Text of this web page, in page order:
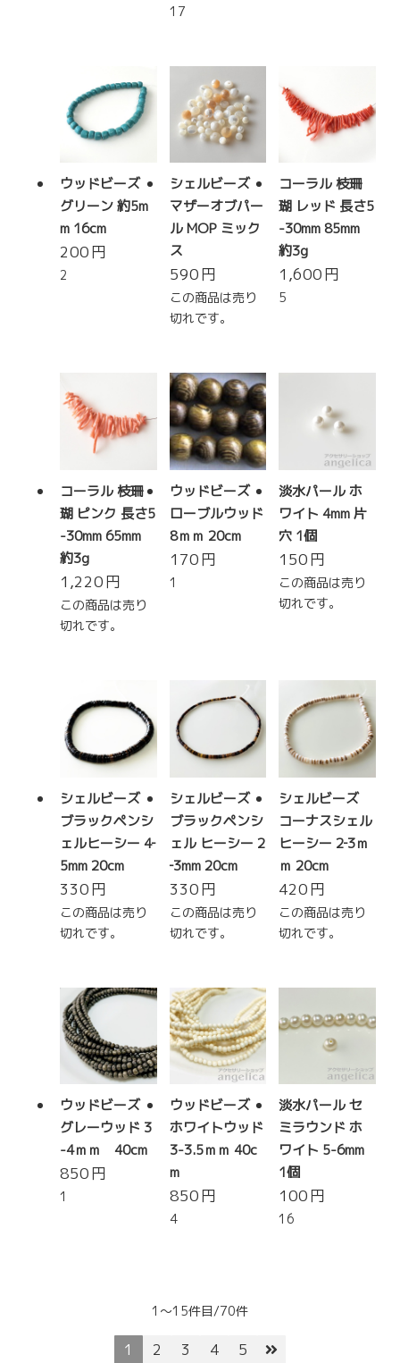
17
ウッドビーズ
グリーン 約5m
m 16cm
200円
2
シェルビーズ
マザーオブパー
ル MOP ミック
ス
590円
この商品は売り
切れです。
コーラル 枝珊
瑚 レッド 長さ5
-30mm 85mm
約3g
1,600円
5
コーラル 枝珊
瑚 ピンク 長さ5
-30mm 65mm
約3g
1,220円
この商品は売り
切れです。
ウッドビーズ
ローブルウッド
8ｍｍ 20cm
170円
1
淡水パール ホ
ワイト 4mm 片
穴 1個
150円
この商品は売り
切れです。
シェルビーズ
ブラックペンシ
ェルヒーシー 4‐
5mm 20cm
330円
この商品は売り
切れです。
シェルビーズ
ブラックペンシ
ェル ヒーシー 2
‐3mm 20cm
330円
この商品は売り
切れです。
シェルビーズ
コーナスシェル
ヒーシー 2‐3ｍ
ｍ 20cm
420円
この商品は売り
切れです。
ウッドビーズ
グレーウッド 3
-4ｍｍ 40cm
850円
1
ウッドビーズ
ホワイトウッド
3-3.5ｍｍ 40c
m
850円
4
淡水パール セ
ミラウンド ホ
ワイト 5-6mm
1個
100円
16
1～15件目/70件
1 2 3 4 5